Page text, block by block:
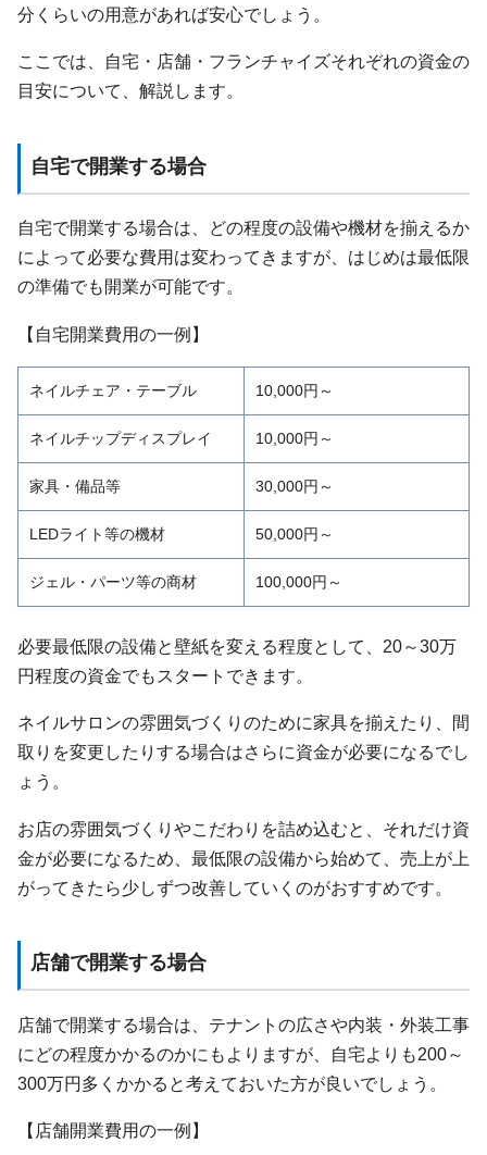
分くらいの用意があれば安心でしょう。
ここでは、自宅・店舗・フランチャイズそれぞれの資金の
目安について、解説します。
自宅で開業する場合
自宅で開業する場合は、どの程度の設備や機材を揃えるか
によって必要な費用は変わってきますが、はじめは最低限
の準備でも開業が可能です。
【自宅開業費用の一例】
ネイルチェア・テーブル 10,000円～
ネイルチップディスプレイ 10,000円～
家具・備品等 30,000円～
LEDライト等の機材 50,000円～
ジェル・パーツ等の商材 100,000円～
必要最低限の設備と壁紙を変える程度として、20～30万
円程度の資金でもスタートできます。
ネイルサロンの雰囲気づくりのために家具を揃えたり、間
取りを変更したりする場合はさらに資金が必要になるでし
ょう。
お店の雰囲気づくりやこだわりを詰め込むと、それだけ資
金が必要になるため、最低限の設備から始めて、売上が上
がってきたら少しずつ改善していくのがおすすめです。
店舗で開業する場合
店舗で開業する場合は、テナントの広さや内装・外装工事
にどの程度かかるのかにもよりますが、自宅よりも200～
300万円多くかかると考えておいた方が良いでしょう。
【店舗開業費用の一例】